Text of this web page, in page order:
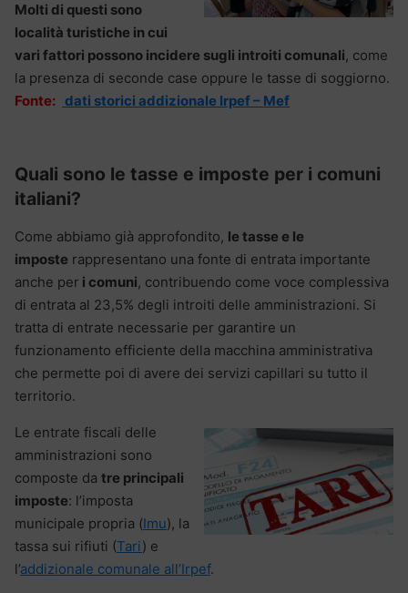
Molti di questi sono
località turistiche in cui
vari fattori possono incidere sugli introiti comunali, come
la presenza di seconde case oppure le tasse di soggiorno.
Fonte: dati storici addizionale Irpef – Mef
Quali sono le tasse e imposte per i comuni
italiani?
Come abbiamo già approfondito, le tasse e le
imposte rappresentano una fonte di entrata importante
anche per i comuni, contribuendo come voce complessiva
di entrata al 23,5% degli introiti delle amministrazioni. Si
tratta di entrate necessarie per garantire un
funzionamento efficiente della macchina amministrativa
che permette poi di avere dei servizi capillari su tutto il
territorio.
Le entrate fiscali delle
amministrazioni sono
composte da tre principali
imposte: l’imposta
municipale propria (Imu), la
tassa sui rifiuti (Tari) e
l’addizionale comunale all’Irpef.